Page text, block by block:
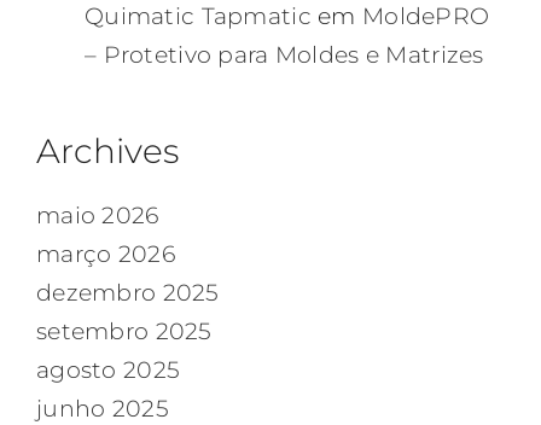
Quimatic Tapmatic em MoldePRO
– Protetivo para Moldes e Matrizes
Archives
maio 2026
março 2026
dezembro 2025
setembro 2025
agosto 2025
junho 2025